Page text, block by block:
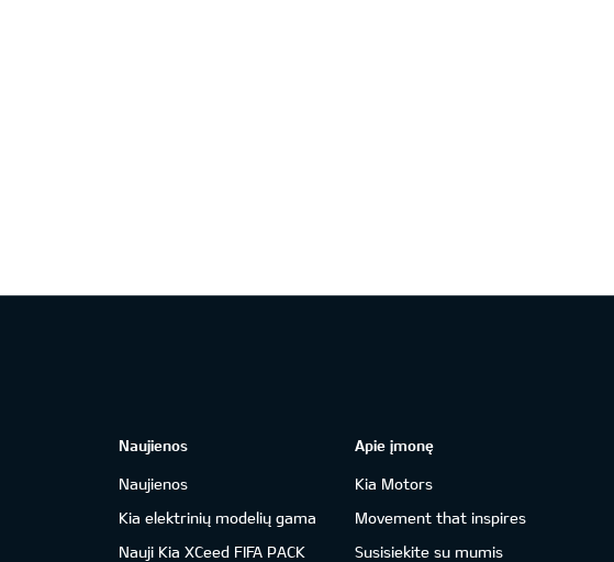
Naujienos
Naujienos
Kia elektrinių modelių gama
Nauji Kia XCeed FIFA PACK
Apie įmonę
Kia Motors
Movement that inspires
Susisiekite su mumis